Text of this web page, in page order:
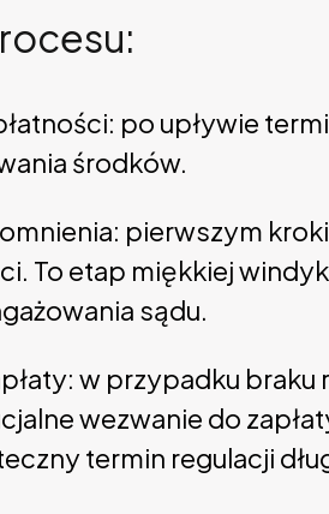
po upływie
środków.
pierwszym
To etap miękkiej
sądu.
w przypadku
wezwanie do
termin regulacji